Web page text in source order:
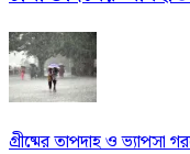
গ্রীষ্মের তাপদাহ ও